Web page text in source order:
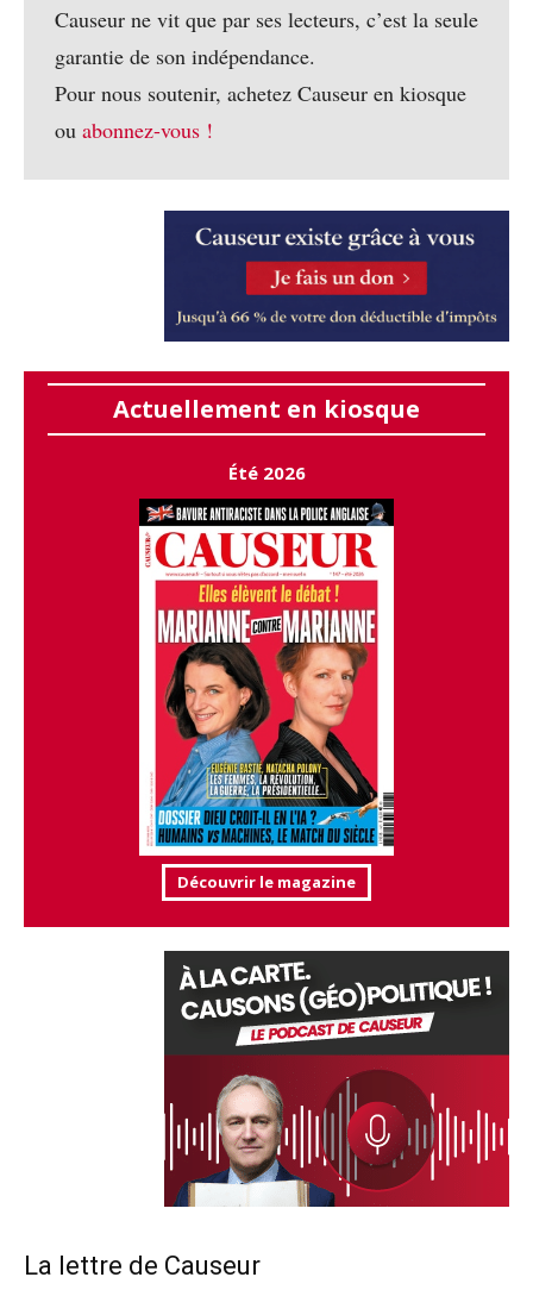
Causeur ne vit que par ses lecteurs, c’est la seule
garantie de son indépendance.
Pour nous soutenir, achetez Causeur en kiosque
ou abonnez-vous !
Actuellement en kiosque
Été 2026
Découvrir le magazine
La lettre de Causeur